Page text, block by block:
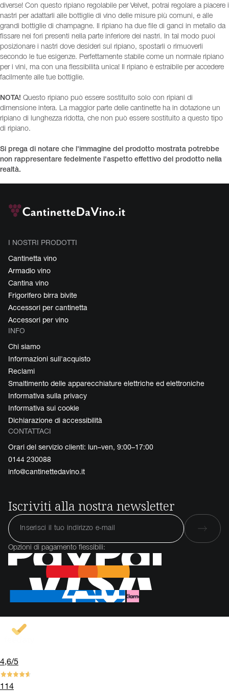
diverse! Con questo ripiano regolabile per Velvet, potrai regolare a piacere i
nastri per adattarli alle bottiglie di vino delle misure più comuni, e alle
grandi bottiglie di champagne. Il ripiano ha due file di ganci in metallo da
fissare nei fori presenti nella parte inferiore dei nastri. In tal modo puoi
posizionare i nastri dove desideri sul ripiano, spostarli o rimuoverli
secondo le tue esigenze. Perfettamente stabile come un normale ripiano
per i vini, ma con una flessibilità unica! Il ripiano è estraibile per accedere
facilmente alle tue bottiglie.
NOTA! Questo ripiano può essere sostituito solo con ripiani di
dimensione intera. La maggior parte delle cantinette ha in dotazione un
ripiano di lunghezza ridotta, che non può essere sostituito a questo tipo
di ripiano.
Si prega di notare che l'immagine del prodotto mostrata potrebbe
non rappresentare fedelmente l'aspetto effettivo del prodotto nella
realtà.
I NOSTRI PRODOTTI
Cantinetta vino
Armadio vino
Cantina vino
Frigorifero birra bivite
Accessori per cantinetta
Accessori per vino
INFO
Chi siamo
Informazioni sull'acquisto
Reclami
Smaltimento delle apparecchiature elettriche ed elettroniche
Informativa sulla privacy
Informativa sui cookie
Dichiarazione di accessibilità
CONTATTACI
Orari del servizio clienti: lun–ven, 9:00–17:00
0144 230088
info@cantinettedavino.it
Iscriviti alla nostra newsletter
Opzioni di pagamento flessibili:
4,6/5
114